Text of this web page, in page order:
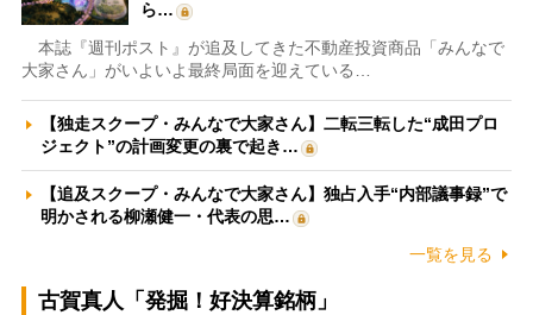
ら…
本誌『週刊ポスト』が追及してきた不動産投資商品「みんなで
大家さん」がいよいよ最終局面を迎えている…
【独走スクープ・みんなで大家さん】二転三転した“成田プロ
ジェクト”の計画変更の裏で起き…
【追及スクープ・みんなで大家さん】独占入手“内部議事録”で
明かされる柳瀬健一・代表の思…
一覧を見る
古賀真人「発掘！好決算銘柄」